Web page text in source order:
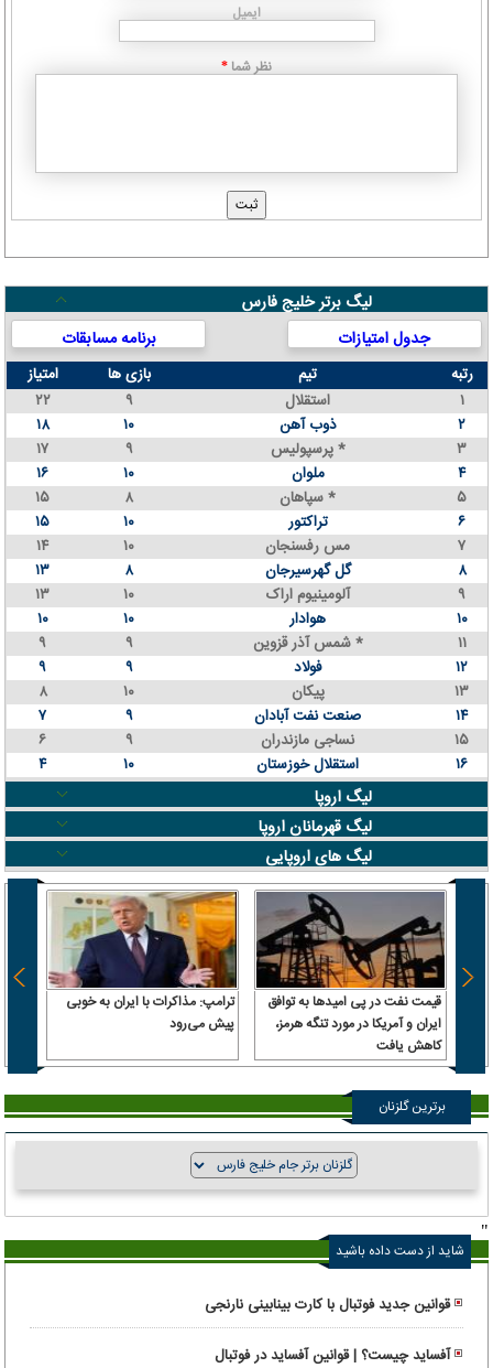
ایمیل
نظر شما *
لیگ برتر خلیج فارس
جدول امتیازات
برنامه مسابقات
رتبه تیم بازی ها
امتیاز
۱
استقلال ۹
۲۲
۲
ذوب آهن ۱۰
۱۸
۳
پرسپولیس * ۹
۱۷
۴
ملوان ۱۰
۱۶
۵
سپاهان * ۸
۱۵
۶
تراکتور ۱۰
۱۵
۷
مس رفسنجان ۱۰
۱۴
۸
گل گهرسیرجان ۸
۱۳
۹
آلومینیوم اراک ۱۰
۱۳
۱۰
هوادار ۱۰
۱۰
۱۱
شمس آذر قزوین * ۹
۹
۱۲
فولاد ۹
۹
۱۳
پیکان ۱۰
۸
۱۴
صنعت نفت آبادان ۹
۷
۱۵
نساجی مازندران ۹
۶
۱۶
استقلال خوزستان ۱۰ ۴
لیگ اروپا
لیگ قهرمانان اروپا
لیگ های اروپایی
قیمت نفت در پی امیدها به توافق
ایران و آمریکا در مورد تنگه هرمز،
کاهش یافت
ترامپ: مذاکرات با ایران به خوبی
پیش می‌رود
برترین گلزنان
"
شاید از دست داده باشید
قوانین جدید فوتبال با کارت بینابینی نارنجی
آفساید چیست؟ | قوانین آفساید در فوتبال